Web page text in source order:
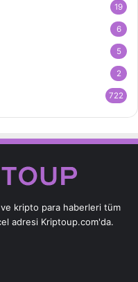
19
6
5
2
722
kripto para haberleri tüm
adresi Kriptoup.com'da.